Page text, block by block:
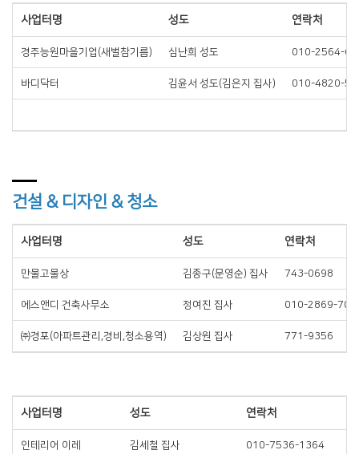
사업터명 성도 연락처
경주능원마을기업(새벌참기름) 심난희 성도 010-2564-
바디닥터 김윤서 성도(김은지 집사) 010-4820-
건설 & 디자인 & 청소
사업터명 성도 연락처
만물고물상 김종구(문영순) 집사 743-0698
에스앤디 건축사무소 정여진 집사 010-2869-
㈜경포(아파트관리,경비,청소용역) 김상원 집사 771-9356
사업터명 성도 연락처
인테리어 이레 김세철 집사 010-7536-1364